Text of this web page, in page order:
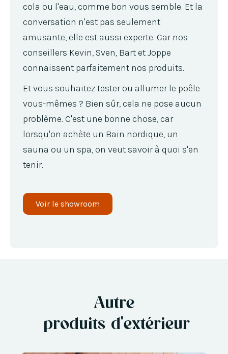
cola ou l'eau, comme bon vous semble. Et la
conversation n'est pas seulement
amusante, elle est aussi experte. Car nos
conseillers Kevin, Sven, Bart et Joppe
connaissent parfaitement nos produits.
Et vous souhaitez tester ou allumer le poêle
vous-mêmes ? Bien sûr, cela ne pose aucun
problème. C'est une bonne chose, car
lorsqu'on achète un Bain nordique, un
sauna ou un spa, on veut savoir à quoi s'en
tenir.
Voir le showroom
Autre
produits d'extérieur